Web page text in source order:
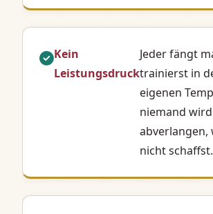
Kein
Leistungsdruck
Jeder fängt
trainierst in
eigenen
niemand
abverlangen,
nicht schaffst.